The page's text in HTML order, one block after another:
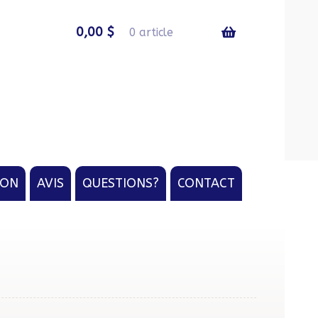
0,00 $ 0 article
AVIS QUESTIONS? CONTACT